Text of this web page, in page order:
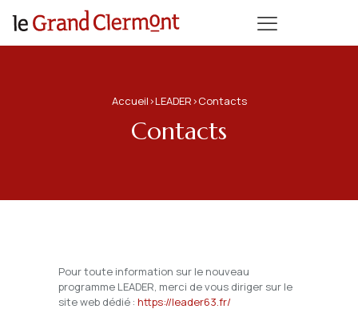
Accueil>LEADER>Contacts
Contacts
Pour toute information sur le nouveau
programme LEADER, merci de vous diriger sur le
site web dédié : https://leader63.fr/